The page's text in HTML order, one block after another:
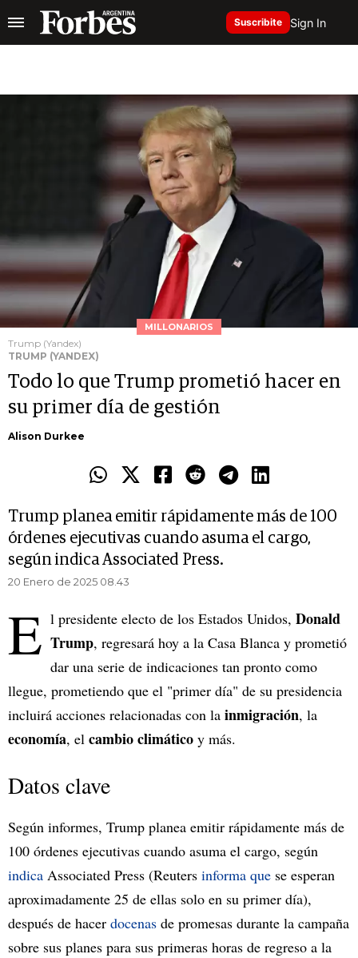
Suscribite Sign In
MILLONARIOS
Trump (Yandex)
TRUMP (YANDEX)
Todo lo que Trump prometió hacer en
su primer día de gestión
Alison Durkee
Trump planea emitir rápidamente más de 100
órdenes ejecutivas cuando asuma el cargo,
según indica Associated Press.
20 Enero de 2025 08.43
E l presidente electo de los Estados Unidos, Donald
Trump, regresará hoy a la Casa Blanca y prometió
dar una serie de indicaciones tan pronto como
llegue, prometiendo que el "primer día" de su presidencia
incluirá acciones relacionadas con la inmigración, la
economía, el cambio climático y más.
Datos clave
Según informes, Trump planea emitir rápidamente más de
100 órdenes ejecutivas cuando asuma el cargo, según
indica Associated Press (Reuters informa que se esperan
aproximadamente 25 de ellas solo en su primer día),
después de hacer docenas de promesas durante la campaña
sobre sus planes para sus primeras horas de regreso a la